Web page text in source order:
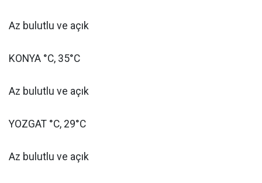
Az bulutlu ve açık
KONYA °C, 35°C
Az bulutlu ve açık
YOZGAT °C, 29°C
Az bulutlu ve açık